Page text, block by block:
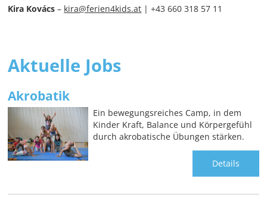
Kira Kovács – kira@ferien4kids.at | +43 660 318 57 11
Aktuelle Jobs
Akrobatik
Ein bewegungsreiches Camp, in dem
Kinder Kraft, Balance und Körpergefühl
durch akrobatische Übungen stärken.
Details